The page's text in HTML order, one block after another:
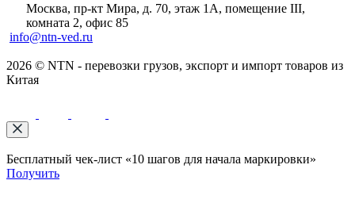
Москва, пр-кт Мира, д. 70, этаж 1А, помещение III,
комната 2, офис 85
info@ntn-ved.ru
2026 © NTN - перевозки грузов, экспорт и импорт товаров из
Китая
Бесплатный чек-лист «10 шагов для начала маркировки»
Получить